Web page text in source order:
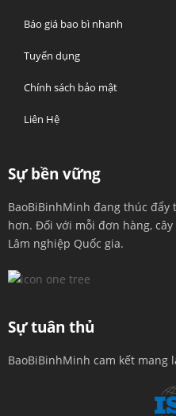
Báo giá bao bì nhanh
Tuyển dụng
Chính sách bảo mật
Liên Hệ
Sự bền vững
BaoBiBinhMinh đang thúc đẩy
hơn. Đối với mỗi đơn hàng,
Lâm nghiệp Quốc gia.
Sự tuân thủ
BaoBiBinhMinh cam kết mang